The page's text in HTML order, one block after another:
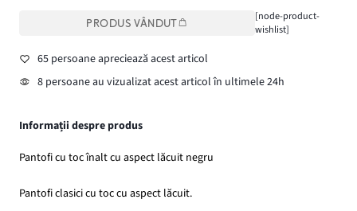
PRODUS VÂNDUT
[node-product-
wishlist]
65 persoane apreciează acest articol
8 persoane au vizualizat acest articol în ultimele 24h
Informații despre produs
Pantofi cu toc înalt cu aspect lăcuit negru
Pantofi clasici cu toc cu aspect lăcuit.